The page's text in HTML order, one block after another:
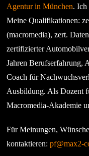
Agentur in München. Ich
Meine Qualifikationen:
(macromedia), zert.
zertifizierter
Jahren Berufserfahrung,
Coach für
Ausbildung. Als Dozent
Macromedia-Akademie
Für Meinungen,
kontaktieren:pf@max2-